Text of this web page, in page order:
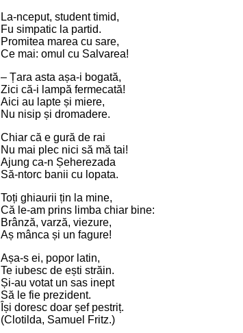
La-nceput, student timid,
Fu simpatic la partid.
Promitea marea cu sare,
Ce mai: omul cu Salvarea!
– Țara asta așa-i bogată,
Zici că-i lampă fermecată!
Aici au lapte și miere,
Nu nisip și dromadere.
Chiar că e gură de rai
Nu mai plec nici să mă tai!
Ajung ca-n Șeherezada
Să-ntorc banii cu lopata.
Toți ghiaurii țin la mine,
Că le-am prins limba chiar bine:
Brânză, varză, viezure,
Aș mânca și un fagure!
Așa-s ei, popor latin,
Te iubesc de ești străin.
Și-au votat un sas inept
Să le fie prezident.
Își doresc doar șef pestriț.
(Clotilda, Samuel Fritz.)